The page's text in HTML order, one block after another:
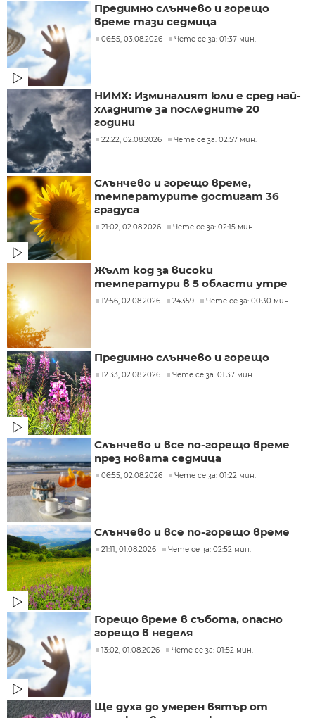
Предимно слънчево и горещо
време тази седмица
06:55, 03.08.2026 Чете се за: 01:37 мин.
НИМХ: Изминалият юли е сред най-
хладните за последните 20
години
22:22, 02.08.2026 Чете се за: 02:57 мин.
Слънчево и горещо време,
температурите достигат 36
градуса
21:02, 02.08.2026 Чете се за: 02:15 мин.
Жълт код за високи
температури в 5 области утре
17:56, 02.08.2026 24359 Чете се за: 00:30 мин.
Предимно слънчево и горещо
12:33, 02.08.2026 Чете се за: 01:37 мин.
Слънчево и все по-горещо време
през новата седмица
06:55, 02.08.2026 Чете се за: 01:22 мин.
Слънчево и все по-горещо време
21:11, 01.08.2026 Чете се за: 02:52 мин.
Горещо време в събота, опасно
горещо в неделя
13:02, 01.08.2026 Чете се за: 01:52 мин.
Ще духа до умерен вятър от